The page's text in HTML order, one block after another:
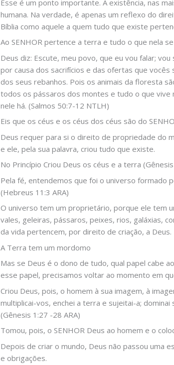
Esse é um ponto importante. A existência, nas
humana. Na verdade, é apenas um reflexo do
Bíblia como aquele a quem tudo que existe
Ao SENHOR pertence a terra e tudo o que nela
Deus diz: Escute, meu povo, que eu vou falar;
por causa dos sacrifícios e das ofertas que
dos seus rebanhos. Pois os animais da floresta
todos os pássaros dos montes e tudo o que vive
nele há. (Salmos 50:7-12 NTLH)
Eis que os céus e os céus dos céus são do
Deus requer para si o direito de propriedade do
e ele, pela sua palavra, criou tudo que existe.
No Princípio Criou Deus os céus e a terra (Gênesis
Pela fé, entendemos que foi o universo formado
(Hebreus 11:3 ARA)
O universo tem um proprietário, porque ele tem
vales, geleiras, pássaros, peixes, rios, galáxias,
da vida pertencem, por direito de criação, a Deus.
A Terra tem um mordomo
Mas se Deus é o dono de tudo, qual papel cabe
esse papel, precisamos voltar ao momento em
Criou Deus, pois, o homem à sua imagem, à
multiplicai-vos, enchei a terra e sujeitai-a;
(Gênesis 1:27 -28 ARA)
Tomou, pois, o SENHOR Deus ao homem e o
Depois de criar o mundo, Deus não passou uma
e obrigações.